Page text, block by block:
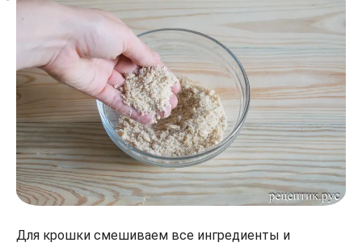
Для крошки смешиваем все ингредиенты и